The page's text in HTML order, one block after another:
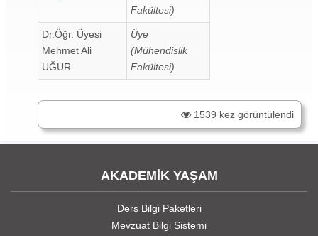
Fakültesi)
Dr.Öğr. Üyesi
Mehmet Ali
UĞUR
Üye
(Mühendislik
Fakültesi)
1539 kez görüntülendi
AKADEMİK YAŞAM
Ders Bilgi Paketleri
Mevzuat Bilgi Sistemi